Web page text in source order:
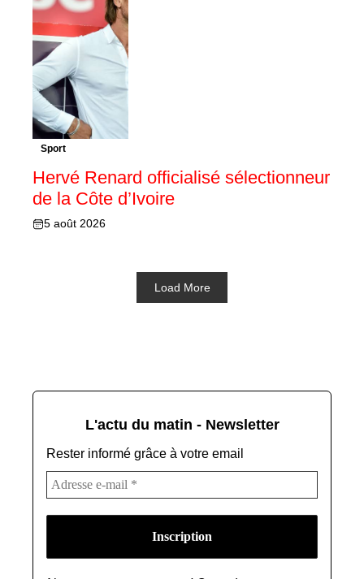
Sport
Hervé Renard officialisé sélectionneur
de la Côte d’Ivoire
5 août 2026
Load More
L'actu du matin - Newsletter
Rester informé grâce à votre email